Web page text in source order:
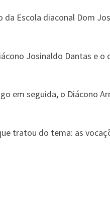
Escola diaconal Dom
Josinaldo Dantas e o
em seguida, o Diácono
tratou do tema: as